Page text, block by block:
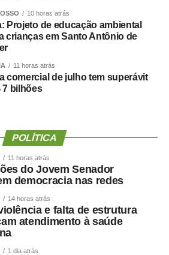
anterior recebeu 148 mil
da entidade, Maxiely Scaramussa
o evento ajuda a movimentar o
os serviços de Paragominas, além
para as cadeias produtivas locais.
e escritor José Luiz Tejon e
da Empresa Brasileira de
(Embrapa).
pacientes com câncer e premiará
do projeto Sementes do Futuro.
de 1,3 mil alunos da rede
de redação sobre o
10 horas atrás
Projeto de educação ambiental
crianças em Santo Antônio de
11 horas atrás
comercial de julho tem superávit
7 bilhões
POLÍTICA
11 horas atrás
do Jovem Senador
democracia nas redes
14 horas atrás
e falta de estrutura
atendimento à saúde
1 dia atrás